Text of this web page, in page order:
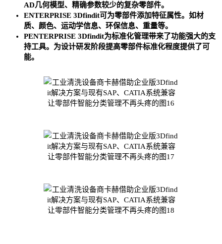
AD几何模型、精确参数较少的复杂零部件。
ENTERPRISE 3Dfindit可为零部件添加特征属性。如材
质、颜色、运动学信息、环保信息、重量等。
PENTERPRISE 3Dfindit为标准化管理带来了功能强大的支
持工具。为设计研发阶段提高零部件标准化程度提供了可
能。